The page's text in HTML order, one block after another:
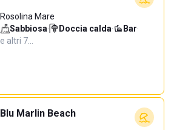
Rosolina Mare
Sabbiosa· Doccia calda· Bar·
e altri 7…
Blu Marlin Beach